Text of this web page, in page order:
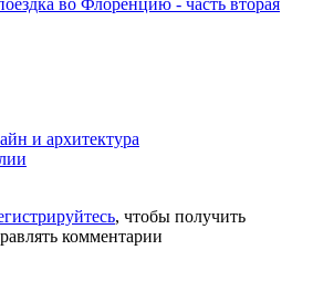
и архитектура
, чтобы получить
комментарии